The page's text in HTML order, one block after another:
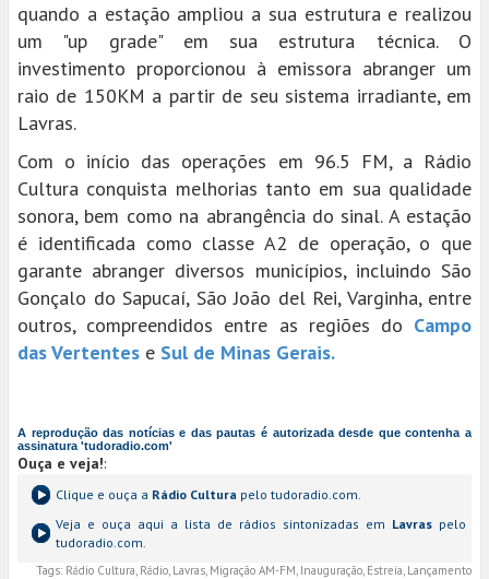
quando a estação ampliou a sua estrutura e realizou
um "up grade" em sua estrutura técnica. O
investimento proporcionou à emissora abranger um
raio de 150KM a partir de seu sistema irradiante, em
Lavras.
Com o início das operações em 96.5 FM, a Rádio
Cultura conquista melhorias tanto em sua qualidade
sonora, bem como na abrangência do sinal. A estação
é identificada como classe A2 de operação, o que
garante abranger diversos municípios, incluindo São
Gonçalo do Sapucaí, São João del Rei, Varginha, entre
outros, compreendidos entre as regiões do Campo
das Vertentes e Sul de Minas Gerais.
A reprodução das notícias e das pautas é autorizada desde que contenha a
assinatura 'tudoradio.com'
Ouça e veja!:
Clique e ouça a Rádio Cultura pelo tudoradio.com.
Veja e ouça aqui a lista de rádios sintonizadas em Lavras pelo
tudoradio.com.
Tags: Rádio Cultura, Rádio, Lavras, Migração AM-FM, Inauguração, Estreia, Lançamento